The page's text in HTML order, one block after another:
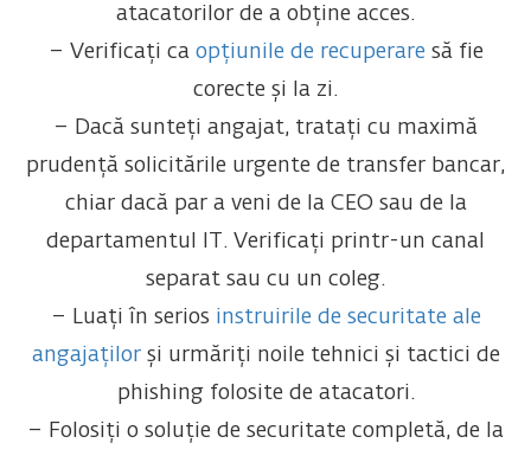
atacatorilor de a obține acces.
– Verificați ca opțiunile de recuperaresă fie
corecte și la zi.
– Dacă sunteți angajat, tratați cu maximă
prudență solicitările urgente de transfer bancar,
chiar dacă par a veni de la CEO sau de la
departamentul IT. Verificați printr-un canal
separat sau cu un coleg.
– Luați în serios instruirile de securitate ale
angajațilorși urmăriți noile tehnici și tactici de
phishing folosite de atacatori.
– Folosiți o soluție de securitate completă, de la